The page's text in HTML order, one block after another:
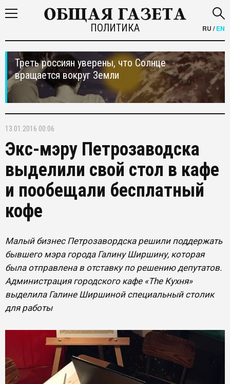
ПОЛИТИКА RU /EN
Треть россиян уверены, что Солнце
вращается вокруг Земли
13.01.2016 00:06
Экс-мэру Петрозаводска
выделили свой стол в кафе
и пообещали бесплатный
кофе
Малый бизнес Петрозавордска решили поддержать
бывшего мэра города Галину Ширшину, которая
была отправлена в отставку по решению депутатов.
Администрация городского кафе «The Кухня»
выделила Галине Ширшиной специальный столик
для работы